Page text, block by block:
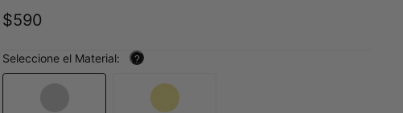
$590
Seleccione el Material: ?